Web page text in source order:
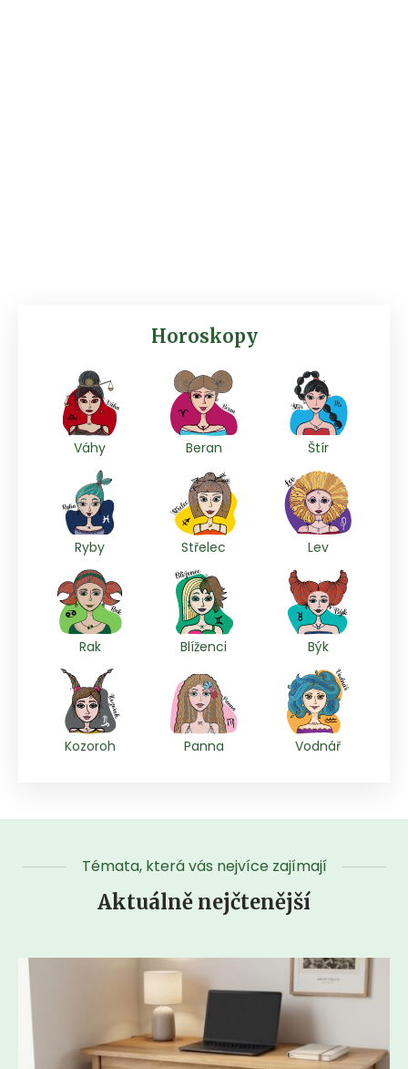
Horoskopy
Váhy Beran Štír
Ryby Střelec Lev
Rak Blíženci Býk
Kozoroh Panna Vodnář
Témata, která vás nejvíce zajímají
Aktuálně nejčtenější